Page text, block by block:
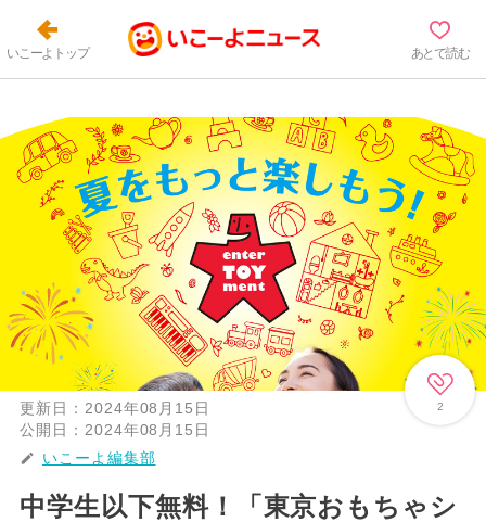
いこーよトップ あとで読む
2
更新日： 2024年08月15日
公開日： 2024年08月15日
いこーよ編集部
中学生以下無料！「東京おもちゃシ